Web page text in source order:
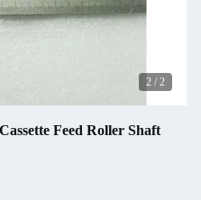
2 / 2
Feed Roller Shaft